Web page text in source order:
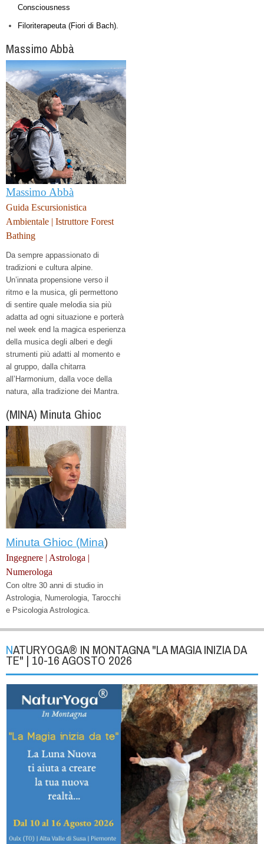
Consciousness
Filoriterapeuta (Fiori di Bach).
Massimo Abbà
Massimo Abbà
Guida Escursionistica
Ambientale | Istruttore Forest
Bathing
Da sempre appassionato di
tradizioni e cultura alpine.
Un’innata propensione verso il
ritmo e la musica, gli permettono
di sentire quale melodia sia più
adatta ad ogni situazione e porterà
nel week end la magica esperienza
della musica degli alberi e degli
strumenti più adatti al momento e
al gruppo, dalla chitarra
all’Harmonium, dalla voce della
natura, alla tradizione dei Mantra.
(MINA) Minuta Ghioc
Minuta Ghioc (Mina)
Ingegnere | Astrologa |
Numerologa
Con oltre 30 anni di studio in
Astrologia, Numerologia, Tarocchi
e Psicologia Astrologica.
NATURYOGA® IN MONTAGNA "LA MAGIA INIZIA DA
TE" | 10-16 AGOSTO 2026